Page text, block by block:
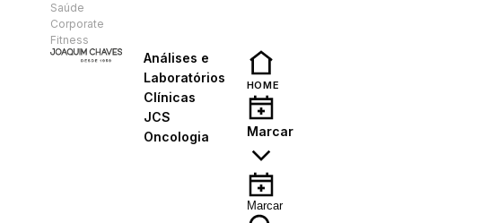
Saúde
Corporate
Fitness
Análises e
Laboratórios
Clínicas
JCS
Oncologia
HOME
Marcar
Marcar